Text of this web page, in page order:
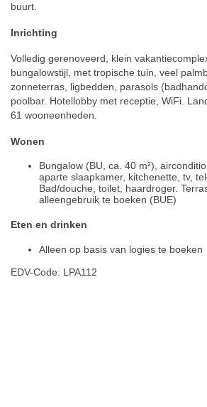
buurt.
Inrichting
Volledig gerenoveerd, klein
bungalowstijl, met tropische tuin, veel
zonneterras, ligbedden, parasols
poolbar. Hotellobby met receptie, WiFi.
61 wooneenheden.
Wonen
Bungalow (BU, ca. 40 m²),
aparte slaapkamer, kitchenette, tv,
Bad/douche, toilet, haardroger.
alleengebruik te boeken (BUE)
Eten en drinken
Alleen op basis van logies te boeken
EDV-Code: LPA112